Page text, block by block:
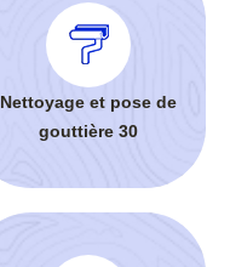
Nettoyage et pose de
gouttière 30